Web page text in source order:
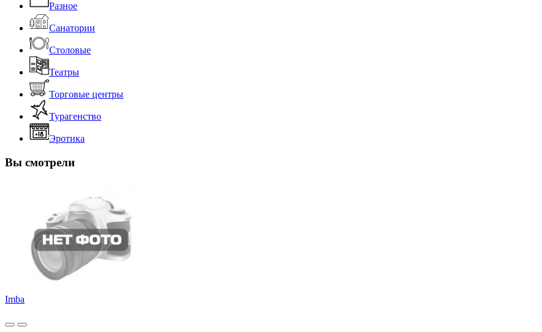
Разное
Санатории
Столовые
Театры
Торговые центры
Турагенство
Эротика
Вы смотрели
Imba